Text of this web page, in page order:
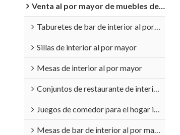
Venta al por mayor de muebles de interior
Taburetes de bar de interior al por mayor
Sillas de interior al por mayor
Mesas de interior al por mayor
Conjuntos de restaurante de interior al por mayor
Juegos de comedor para el hogar interior al por mayor
Mesas de bar de interior al por mayor